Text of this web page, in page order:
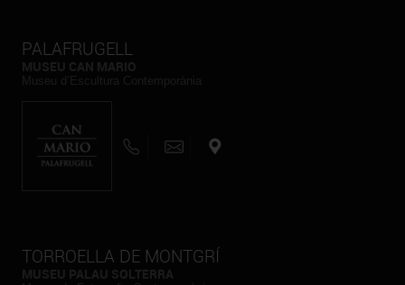
PALAFRUGELL
TORROELLA DE MONTGRÍ